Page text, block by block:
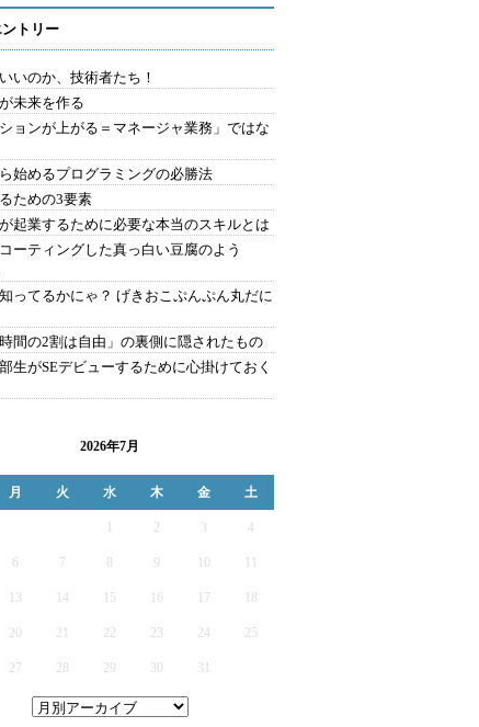
トリー
いのか、技術者たち！
未来を作る
ションが上がる＝マネージャ業務」ではな
始めるプログラミングの必勝法
ための3要素
起業するために必要な本当のスキルとは
ーティングした真っ白い豆腐のよう
ってるかにゃ？ げきおこぷんぷん丸だに
時間の2割は自由」の裏側に隠されたもの
生がSEデビューするために心掛けておく
2026年7月
月 火 水 木 金 土
2 3 4
6 7 9
13 14 15 16 17
20 21 22 23 24 25
27 28 29 30 31